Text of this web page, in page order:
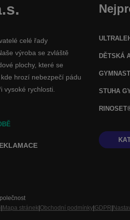
celé řady
výroba se zvláště
plochy, které se
hrozí nebezpečí pádu
vysoké rychlosti.
DĚTSKÁ
STUHA
|Mapa stránek|Obchodní podmínky|GDPR|